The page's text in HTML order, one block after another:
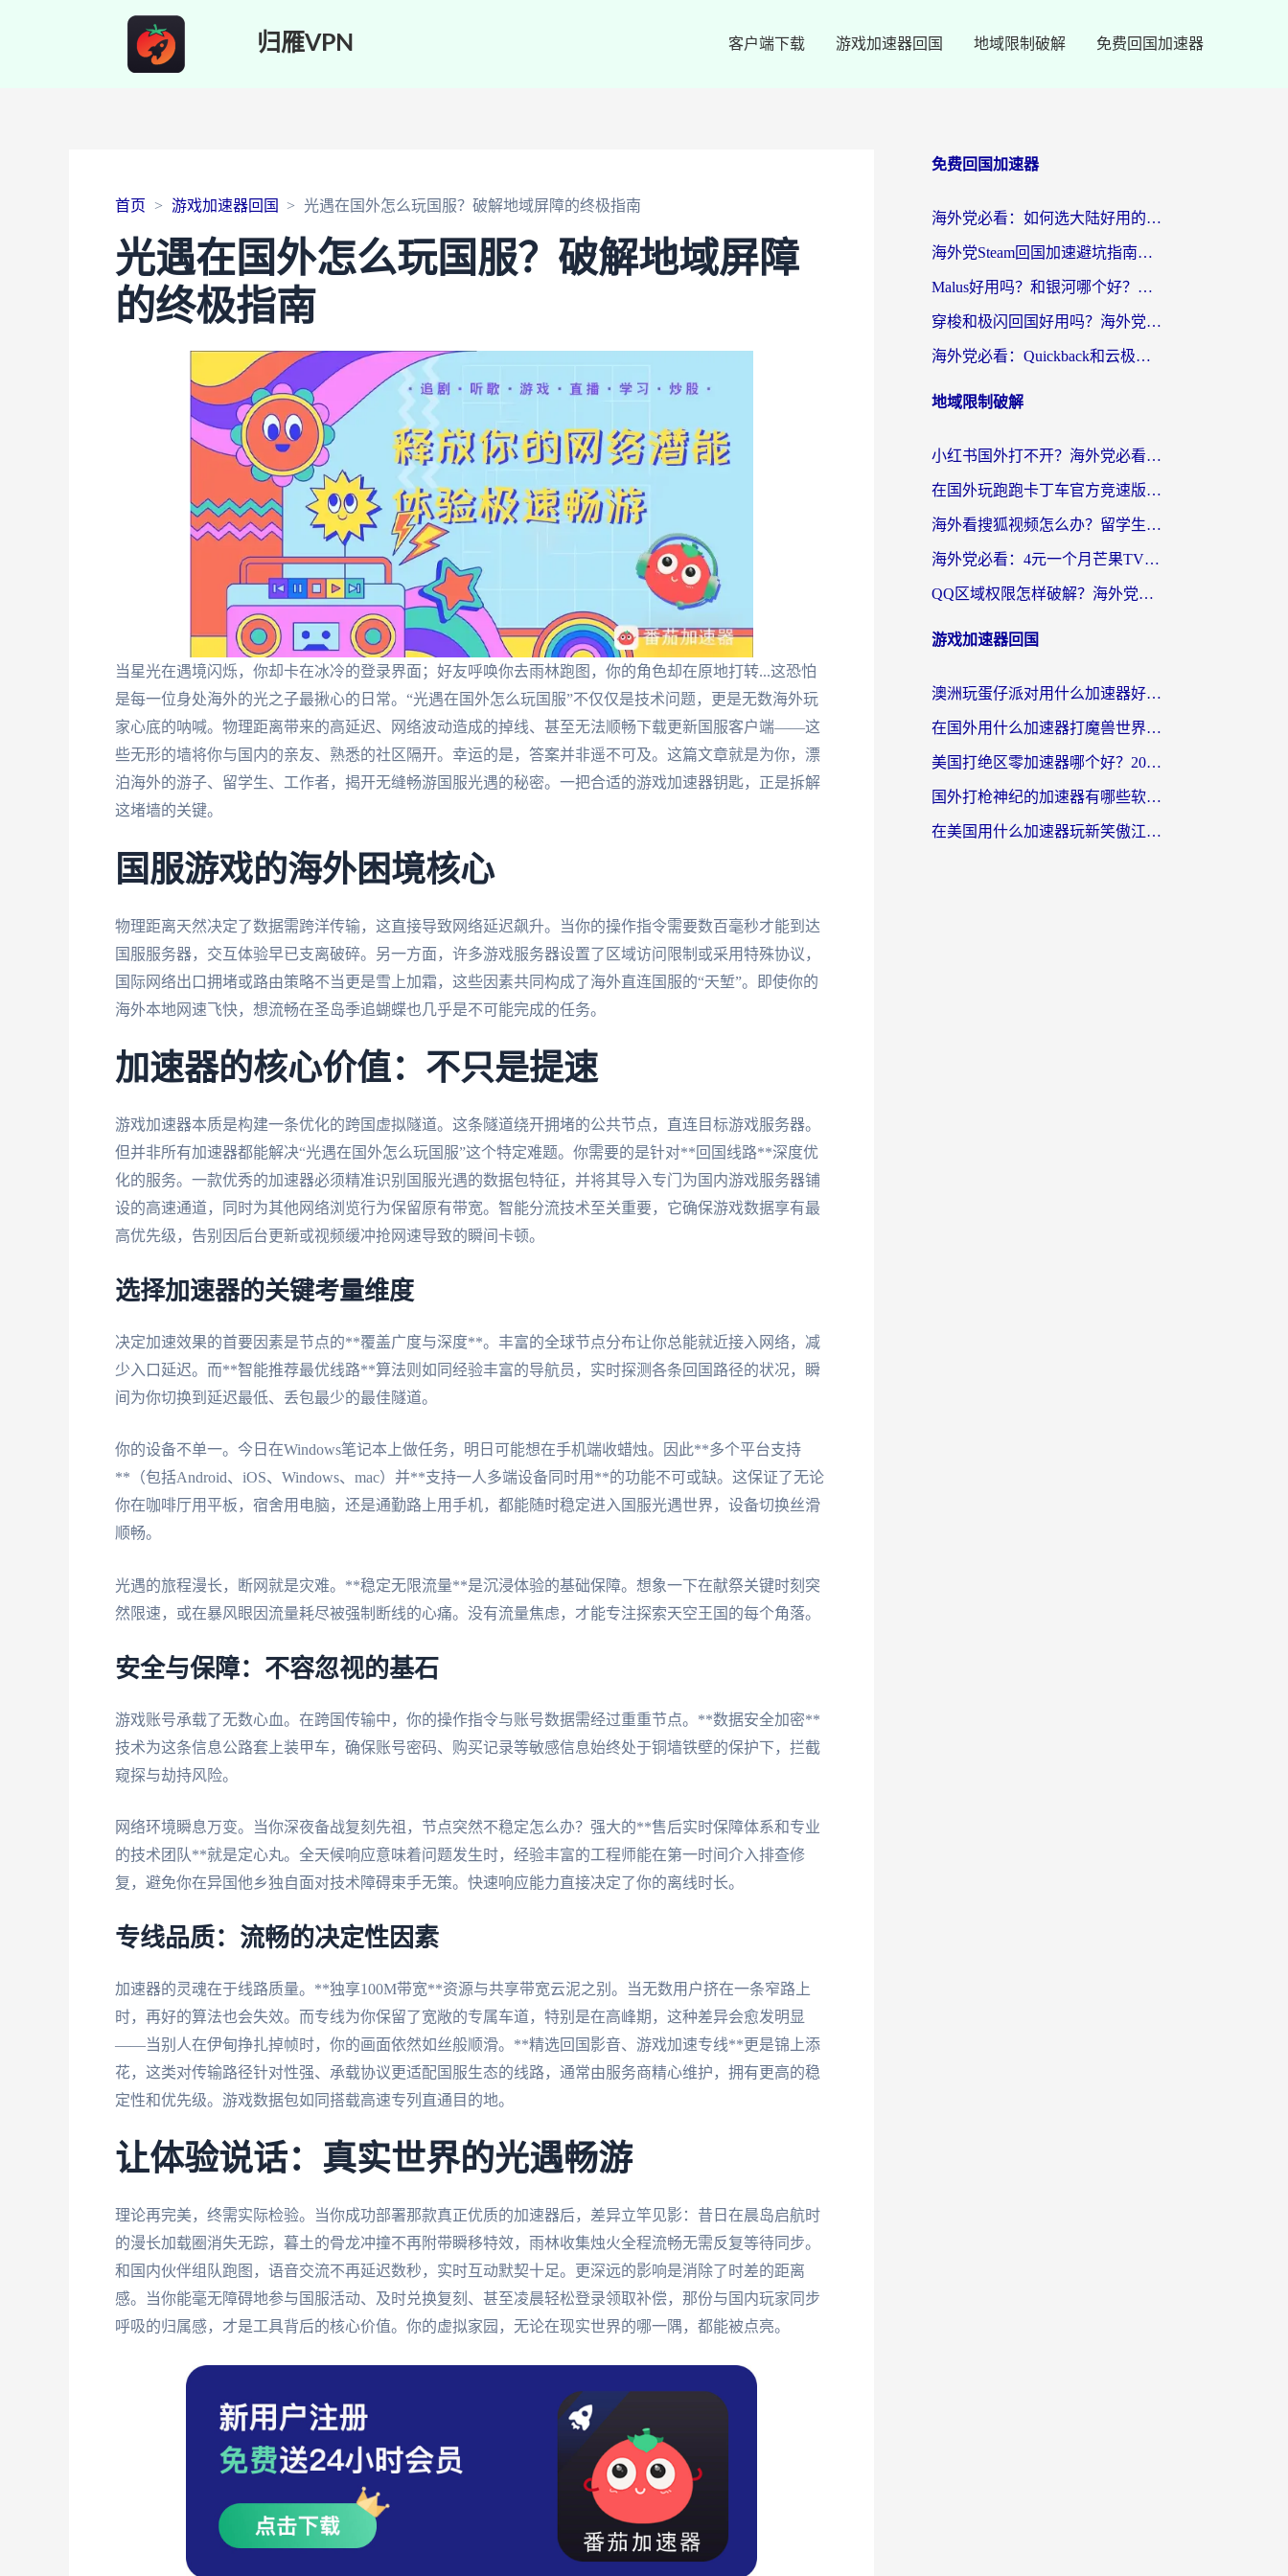
归雁VPN 客户端下载 游戏加速器回国 地域限制破解 免费回国加速器
首页 游戏加速器回国 光遇在国外怎么玩国服？破解地域屏障的终极指南
光遇在国外怎么玩国服？破解地域屏障
的终极指南
当星光在遇境闪烁，你却卡在冰冷的登录界面；好友呼唤你去雨林跑图，你的角色却在原地打转...这恐怕
是每一位身处海外的光之子最揪心的日常。“光遇在国外怎么玩国服”不仅仅是技术问题，更是无数海外玩
家心底的呐喊。物理距离带来的高延迟、网络波动造成的掉线、甚至无法顺畅下载更新国服客户端——这
些无形的墙将你与国内的亲友、熟悉的社区隔开。幸运的是，答案并非遥不可及。这篇文章就是为你，漂
泊海外的游子、留学生、工作者，揭开无缝畅游国服光遇的秘密。一把合适的游戏加速器钥匙，正是拆解
这堵墙的关键。
国服游戏的海外困境核心
物理距离天然决定了数据需跨洋传输，这直接导致网络延迟飙升。当你的操作指令需要数百毫秒才能到达
国服服务器，交互体验早已支离破碎。另一方面，许多游戏服务器设置了区域访问限制或采用特殊协议，
国际网络出口拥堵或路由策略不当更是雪上加霜，这些因素共同构成了海外直连国服的“天堑”。即使你的
海外本地网速飞快，想流畅在圣岛季追蝴蝶也几乎是不可能完成的任务。
加速器的核心价值：不只是提速
游戏加速器本质是构建一条优化的跨国虚拟隧道。这条隧道绕开拥堵的公共节点，直连目标游戏服务器。
但并非所有加速器都能解决“光遇在国外怎么玩国服”这个特定难题。你需要的是针对**回国线路**深度优
化的服务。一款优秀的加速器必须精准识别国服光遇的数据包特征，并将其导入专门为国内游戏服务器铺
设的高速通道，同时为其他网络浏览行为保留原有带宽。智能分流技术至关重要，它确保游戏数据享有最
高优先级，告别因后台更新或视频缓冲抢网速导致的瞬间卡顿。
选择加速器的关键考量维度
决定加速效果的首要因素是节点的**覆盖广度与深度**。丰富的全球节点分布让你总能就近接入网络，减
少入口延迟。而**智能推荐最优线路**算法则如同经验丰富的导航员，实时探测各条回国路径的状况，瞬
间为你切换到延迟最低、丢包最少的最佳隧道。
你的设备不单一。今日在Windows笔记本上做任务，明日可能想在手机端收蜡烛。因此**多个平台支持
**（包括Android、iOS、Windows、mac）并**支持一人多端设备同时用**的功能不可或缺。这保证了无论
你在咖啡厅用平板，宿舍用电脑，还是通勤路上用手机，都能随时稳定进入国服光遇世界，设备切换丝滑
顺畅。
光遇的旅程漫长，断网就是灾难。**稳定无限流量**是沉浸体验的基础保障。想象一下在献祭关键时刻突
然限速，或在暴风眼因流量耗尽被强制断线的心痛。没有流量焦虑，才能专注探索天空王国的每个角落。
安全与保障：不容忽视的基石
游戏账号承载了无数心血。在跨国传输中，你的操作指令与账号数据需经过重重节点。**数据安全加密**
技术为这条信息公路套上装甲车，确保账号密码、购买记录等敏感信息始终处于铜墙铁壁的保护下，拦截
窥探与劫持风险。
网络环境瞬息万变。当你深夜备战复刻先祖，节点突然不稳定怎么办？强大的**售后实时保障体系和专业
的技术团队**就是定心丸。全天候响应意味着问题发生时，经验丰富的工程师能在第一时间介入排查修
复，避免你在异国他乡独自面对技术障碍束手无策。快速响应能力直接决定了你的离线时长。
专线品质：流畅的决定性因素
加速器的灵魂在于线路质量。**独享100M带宽**资源与共享带宽云泥之别。当无数用户挤在一条窄路上
时，再好的算法也会失效。而专线为你保留了宽敞的专属车道，特别是在高峰期，这种差异会愈发明显
——当别人在伊甸挣扎掉帧时，你的画面依然如丝般顺滑。**精选回国影音、游戏加速专线**更是锦上添
花，这类对传输路径针对性强、承载协议更适配国服生态的线路，通常由服务商精心维护，拥有更高的稳
定性和优先级。游戏数据包如同搭载高速专列直通目的地。
让体验说话：真实世界的光遇畅游
理论再完美，终需实际检验。当你成功部署那款真正优质的加速器后，差异立竿见影：昔日在晨岛启航时
的漫长加载圈消失无踪，暮土的骨龙冲撞不再附带瞬移特效，雨林收集烛火全程流畅无需反复等待同步。
和国内伙伴组队跑图，语音交流不再延迟数秒，实时互动默契十足。更深远的影响是消除了时差的距离
感。当你能毫无障碍地参与国服活动、及时兑换复刻、甚至凌晨轻松登录领取补偿，那份与国内玩家同步
呼吸的归属感，才是工具背后的核心价值。你的虚拟家园，无论在现实世界的哪一隅，都能被点亮。
免费回国加速器
海外党必看：如何选大陆好用的vpn？一篇解决你的回国访问难题
海外党Steam回国加速避坑指南：从延迟卡顿到无缝畅玩，我踩过的坑和最优解
Malus好用吗？和银河哪个好？海外党选回国加速器的避坑指南（附乌克兰玩国内游戏实测）
穿梭和极闪回国好用吗？海外党亲测4款加速器+1个隐藏宝藏
海外党必看：Quickback和云极好用吗？3招教你选对回国加速器（附PC端VPN实测对比）
地域限制破解
小红书国外打不开？海外党必看！3步解决国内影音、生活服务全畅通
在国外玩跑跑卡丁车官方竞速版总卡顿？这篇攻略帮你解决地区限制+低延迟难题
海外看搜狐视频怎么办？留学生亲测有效的回国加速器选择指南
海外党必看：4元一个月芒果TV会员？选对回国加速器就能实现！
QQ区域权限怎样破解？海外党亲测有效的回国加速方案（附看剧看电影神器推荐）
游戏加速器回国
澳洲玩蛋仔派对用什么加速器好？留学生亲测有效的国服游戏加速指南
在国外用什么加速器打魔兽世界不卡？海外党国服游戏流畅指南
美国打绝区零加速器哪个好？2026海外玩家实测指南（附英国部落冲突梦幻西游加速技巧）
国外打枪神纪的加速器有哪些软件？2026海外玩家亲测实用指南
在美国用什么加速器玩新笑傲江湖比较好一点？海外玩家亲测的靠谱方案